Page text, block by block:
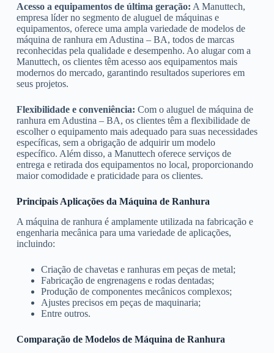
Acesso a equipamentos de última geração: A Manuttech,
empresa líder no segmento de aluguel de máquinas e
equipamentos, oferece uma ampla variedade de modelos de
máquina de ranhura em Adustina – BA, todos de marcas
reconhecidas pela qualidade e desempenho. Ao alugar com a
Manuttech, os clientes têm acesso aos equipamentos mais
modernos do mercado, garantindo resultados superiores em
seus projetos.
Flexibilidade e conveniência: Com o aluguel de máquina de
ranhura em Adustina – BA, os clientes têm a flexibilidade de
escolher o equipamento mais adequado para suas necessidades
específicas, sem a obrigação de adquirir um modelo
específico. Além disso, a Manuttech oferece serviços de
entrega e retirada dos equipamentos no local, proporcionando
maior comodidade e praticidade para os clientes.
Principais Aplicações da Máquina de Ranhura
A máquina de ranhura é amplamente utilizada na fabricação e
engenharia mecânica para uma variedade de aplicações,
incluindo:
Criação de chavetas e ranhuras em peças de metal;
Fabricação de engrenagens e rodas dentadas;
Produção de componentes mecânicos complexos;
Ajustes precisos em peças de maquinaria;
Entre outros.
Comparação de Modelos de Máquina de Ranhura